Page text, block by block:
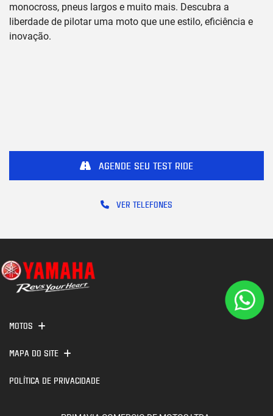
monocross, pneus largos e muito mais. Descubra a
liberdade de pilotar uma moto que une estilo, eficiência e
inovação.
VER TELEFONES
AGENDE SEU TEST RIDE
MOTOS
MAPA DO SITE
POLÍTICA DE PRIVACIDADE